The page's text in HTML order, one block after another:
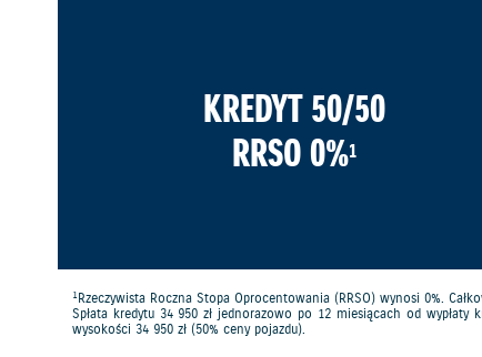
KREDYT 50/50
RRSO 0%1
1Rzeczywista Roczna Stopa Oprocentowania (RRSO) wynosi 0%.
Spłata kredytu 34 950 zł jednorazowo po 12 miesiącach od
wysokości 34 950 zł (50% ceny pojazdu).